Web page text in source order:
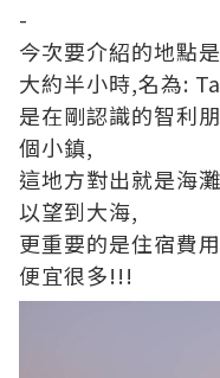
-
今次要介紹的地點
大約半小時,名為:
是在剛認識的智利
個小鎮,
這地方對出就是海
以望到大海,
更重要的是住宿費
便宜很多!!!